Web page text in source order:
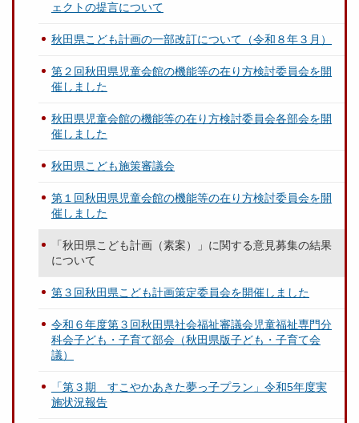
ェクトの提言について
秋田県こども計画の一部改訂について（令和８年３月）
第２回秋田県児童会館の機能等の在り方検討委員会を開
催しました
秋田県児童会館の機能等の在り方検討委員会各部会を開
催しました
秋田県こども施策審議会
第１回秋田県児童会館の機能等の在り方検討委員会を開
催しました
「秋田県こども計画（素案）」に関する意見募集の結果
について
第３回秋田県こども計画策定委員会を開催しました
令和６年度第３回秋田県社会福祉審議会児童福祉専門分
科会子ども・子育て部会（秋田県版子ども・子育て会
議）
「第３期 すこやかあきた夢っ子プラン」令和5年度実
施状況報告